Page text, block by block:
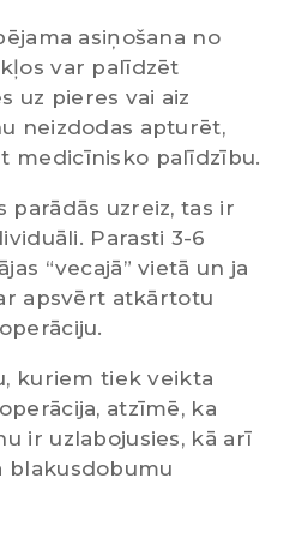
asiņošana no
var palīdzēt
uz pieres vai aiz
neizdodas apturēt,
medicīnisko palīdzību.
uzreiz, tas ir
Parasti 3-6
“vecajā” vietā un ja
apsvērt atkārtotu
kuriem tiek veikta
atzīmē, ka
ir uzlabojusies, kā arī
blakusdobumu